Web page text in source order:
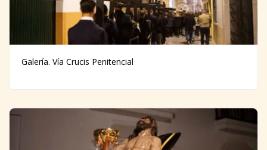
Galería. Vía Crucis Penitencial